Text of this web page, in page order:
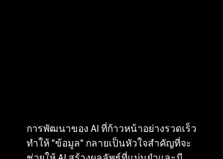
การพัฒนาของ AI ที่ก้าวหน้าอย่างรวดเร็ว
ทำให้ "ข้อมูล" กลายเป็นหัวใจสำคัญที่จะ